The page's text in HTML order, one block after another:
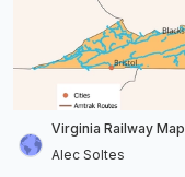
Virginia Railway Map
Alec Soltes